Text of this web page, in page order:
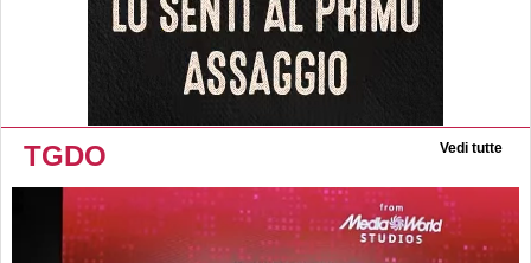
TGDO Vedi tutte